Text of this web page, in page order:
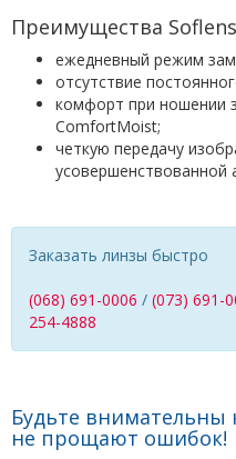
Преимущества
ежедневный режим
отсутствие
комфорт при ношении
ComfortMoist;
четкую передачу
усовершенствованной
Заказать линзы быстро
(068) 691-0006 / (073) 691-
254-4888
Будьте внимательны
не прощают ошибок!